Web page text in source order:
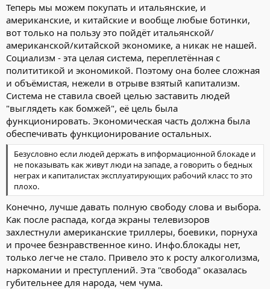
Теперь мы можем покупать и итальянские, и
американские, и китайские и вообще любые ботинки,
вот только на пользу это пойдёт итальянской/
американской/китайской экономике, а никак не нашей.
Социализм - эта целая система, переплетённая с
полититикой и экономикой. Поэтому она более сложная
и объёмистая, нежели в отрыве взятый капитализм.
Система не ставила своей целью заставить людей
"выглядеть как бомжей", её цель была
функционировать. Экономическая часть должна была
обеспечивать функционирование остальных.
Безусловно если людей держать в ипформационной блокаде и
не показывать как живут люди на западе, а говорить о бедных
неграх и капиталистах эксплуатирующих рабочий класс то это
плохо.
Конечно, лучше давать полную свободу слова и выбора.
Как после распада, когда экраны телевизоров
захлестнули американские триллеры, боевики, порнуха
и прочее безнравственное кино. Инфо.блокады нет,
только легче не стало. Привело это к росту алкоголизма,
наркомании и преступлений. Эта "свобода" оказалась
губительнее для народа, чем чума.